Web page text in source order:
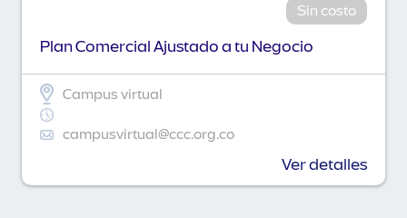
Sin costo
Plan Comercial Ajustado a tu Negocio
Campus virtual
campusvirtual@ccc.org.co
Ver detalles